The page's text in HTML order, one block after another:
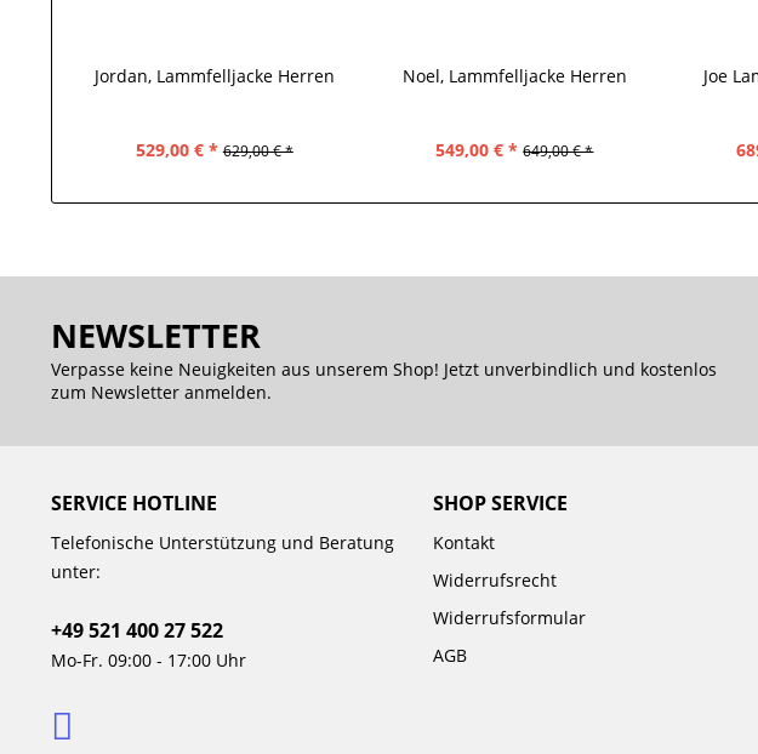
Jordan, Lammfelljacke Herren
529,00 € * 629,00 € *
Noel, Lammfelljacke Herren
549,00 € * 649,00 € *
Joe
NEWSLETTER
Verpasse keine Neuigkeiten aus unserem Shop! Jetzt unverbindlich und kostenlos
zum Newsletter anmelden.
SERVICE HOTLINE
Telefonische Unterstützung und Beratung
unter:
+49 521 400 27 522
Mo-Fr. 09:00 - 17:00 Uhr
SHOP SERVICE
Kontakt
Widerrufsrecht
Widerrufsformular
AGB